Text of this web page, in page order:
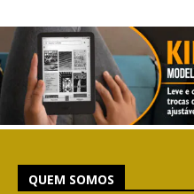
QUEM SOMOS